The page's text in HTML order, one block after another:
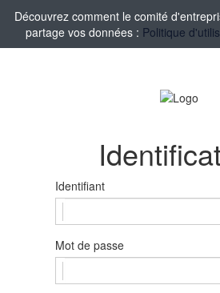
Découvrez comment le comité
partage vos données : Politique
Identifiant
Mot de passe